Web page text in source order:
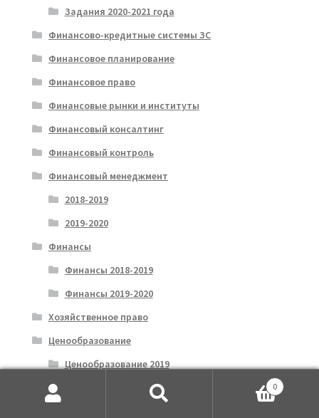
Задания 2020-2021 года
Финансово-кредитные системы ЗС
Финансовое планирование
Финансовое право
Финансовые рынки и институты
Финансовый консалтинг
Финансовый контроль
Финансовый менеджмент
2018-2019
2019-2020
Финансы
Финансы 2018-2019
Финансы 2019-2020
Хозяйственное право
Ценообразование
Ценообразование 2019
Ценообразование 2020
0